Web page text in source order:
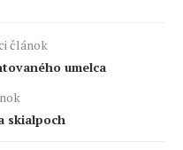
článok
umelca
skialpoch